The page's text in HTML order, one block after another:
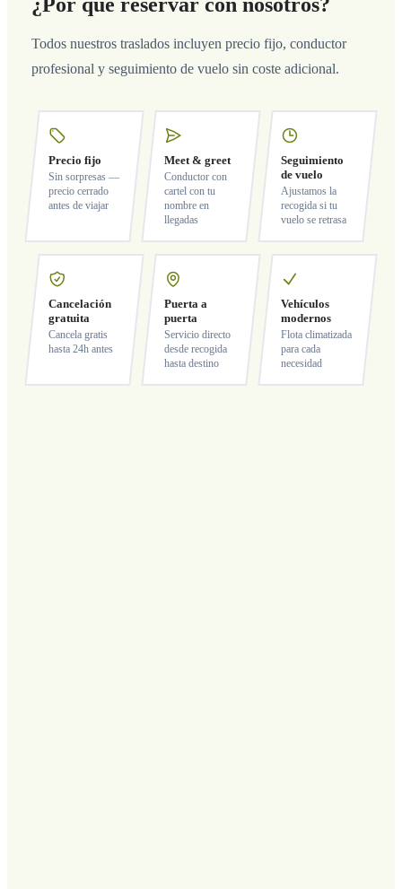
¿Por qué reservar con nosotros?
Todos nuestros traslados incluyen precio fijo, conductor
profesional y seguimiento de vuelo sin coste adicional.
Precio fijo
Sin sorpresas —
precio cerrado
antes de viajar
Meet & greet
Conductor con
cartel con tu
nombre en
llegadas
Seguimiento
de vuelo
Ajustamos la
recogida si tu
vuelo se retrasa
Cancelación
gratuita
Cancela gratis
hasta 24h antes
Puerta a
puerta
Servicio directo
desde recogida
hasta destino
Vehículos
modernos
Flota climatizada
para cada
necesidad